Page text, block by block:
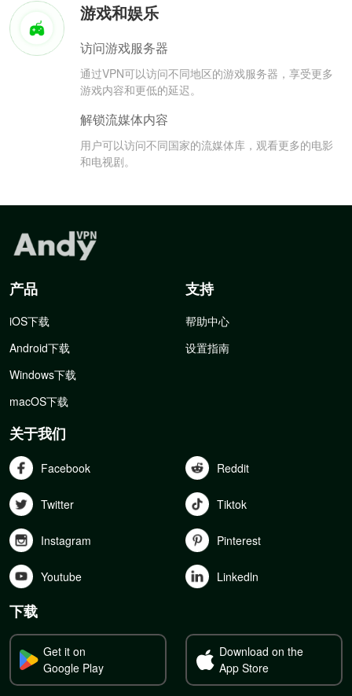
游戏和娱乐
访问游戏服务器
通过VPN可以访问不同地区的游戏服务器，享受更多
游戏内容和更低的延迟。
解锁流媒体内容
用户可以访问不同国家的流媒体库，观看更多的电影
和电视剧。
产品
iOS下载
Android下载
Windows下载
macOS下载
支持
帮助中心
设置指南
关于我们
Facebook Reddit
Twitter Tiktok
Instagram Pinterest
Youtube Linkedln
下载
Get it on
Google Play
Download on the
App Store